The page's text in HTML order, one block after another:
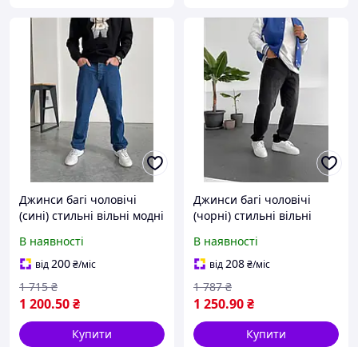
Джинси багі чоловічі
(сині) стильні вільні модні
А15736/5174
В наявності
від200₴/міс
1 200.50₴
1 715 ₴
Купити
Джинси багі чоловічі
(чорні) стильні вільні
труби з потертостями
А15793/5174#2
В наявності
від208₴/міс
1 250.90₴
1 787 ₴
Купити